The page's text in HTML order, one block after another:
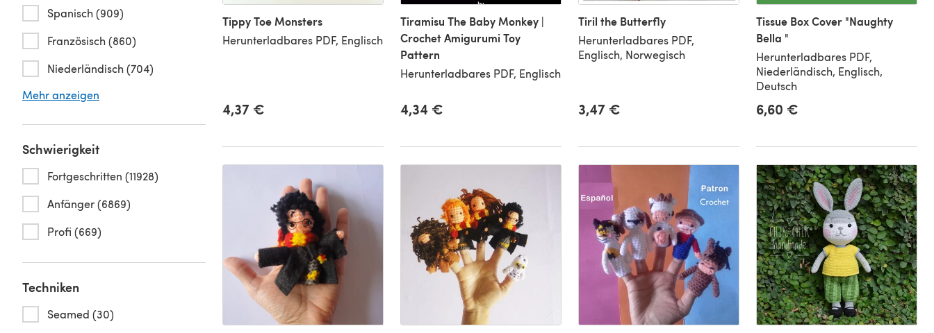
Spanisch (909)
Französisch (860)
Niederländisch (704)
Mehr anzeigen
Schwierigkeit
Fortgeschritten (11928)
Anfänger (6869)
Profi (669)
Techniken
Seamed (30)
Tippy Toe Monsters
Herunterladbares PDF, Englisch
4,37 €
Tiramisu The Baby Monkey |
Crochet Amigurumi Toy
Pattern
Herunterladbares PDF, Englisch
4,34 €
Tiril the Butterfly
Herunterladbares PDF,
Englisch, Norwegisch
3,47 €
Tissue Box Cover "Naughty
Bella "
Herunterladbares PDF,
Niederländisch, Englisch,
Deutsch
6,60 €